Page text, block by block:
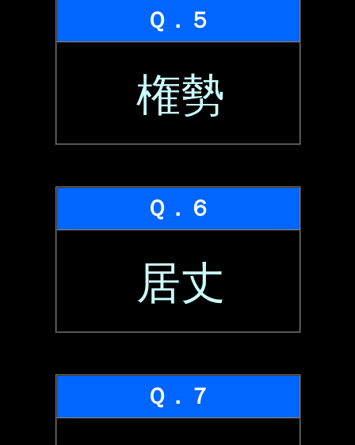
Ｑ．５
権勢
Ｑ．６
居丈
Ｑ．７